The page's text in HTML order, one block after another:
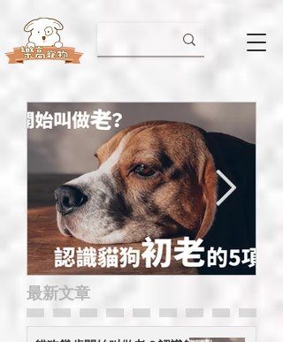
貓狗幾歲開始叫做老？認
識貓狗初老的5項徵象
​最新文章